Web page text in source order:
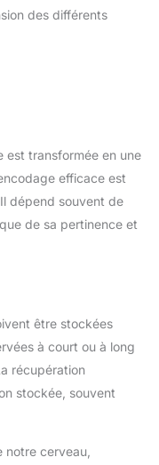
des différents
est transformée en une
efficace est
dépend souvent de
de sa pertinence et
être stockées
à court ou à long
récupération
stockée, souvent
notre cerveau,